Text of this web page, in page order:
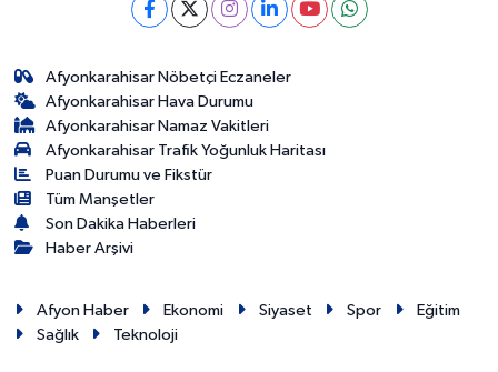
Afyonkarahisar Nöbetçi Eczaneler
Afyonkarahisar Hava Durumu
Afyonkarahisar Namaz Vakitleri
Afyonkarahisar Trafik Yoğunluk Haritası
Puan Durumu ve Fikstür
Tüm Manşetler
Son Dakika Haberleri
Haber Arşivi
Afyon Haber Ekonomi Siyaset Spor
Eğitim
Sağlık
Teknoloji